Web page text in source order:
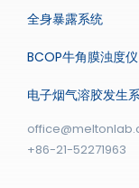
全身暴露系统
BCOP牛角膜浊度仪
电子烟气溶胶发生
+86-21-52271963